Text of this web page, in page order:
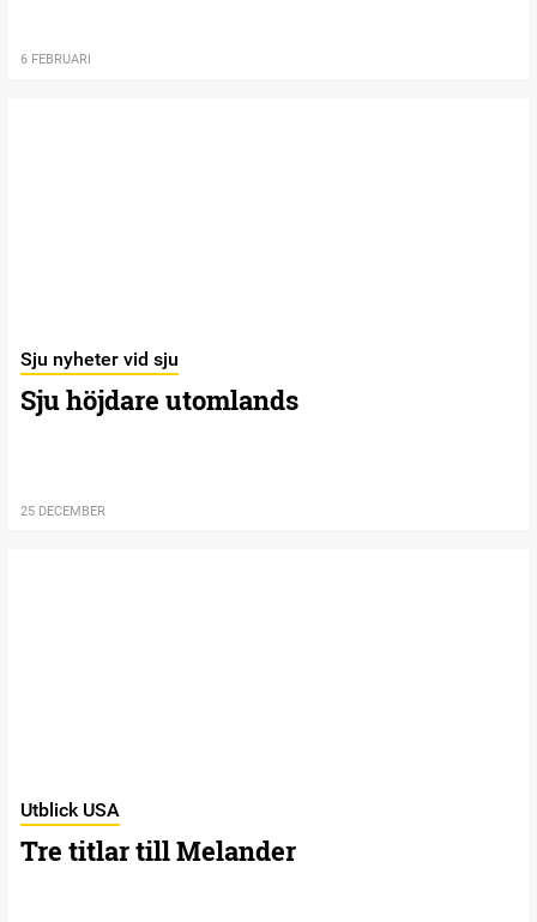
6 FEBRUARI
Sju nyheter vid sju
Sju höjdare utomlands
25 DECEMBER
Utblick USA
Tre titlar till Melander